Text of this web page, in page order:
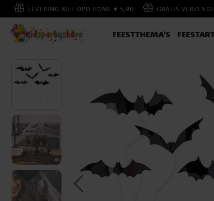
LEVERING MET DPD HOME € 5,90 GRATIS
FEESTTHEMA'S